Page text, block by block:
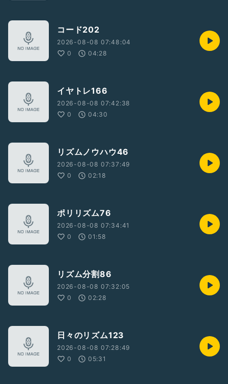
コード202
2026-08-08 07:48:04
0
04:28
イヤトレ166
2026-08-08 07:42:38
0
04:30
リズムノウハウ46
2026-08-08 07:37:49
0
02:18
ポリリズム76
2026-08-08 07:34:41
0
01:58
リズム分割86
2026-08-08 07:32:05
0
02:28
日々のリズム123
2026-08-08 07:28:49
0
05:31